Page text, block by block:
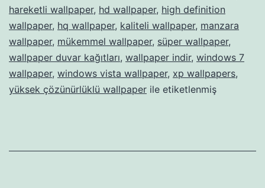
hareketli wallpaper, hd wallpaper, high definition
wallpaper, hq wallpaper, kaliteli wallpaper, manzara
wallpaper, mükemmel wallpaper, süper wallpaper,
wallpaper duvar kağıtları, wallpaper indir, windows 7
wallpaper, windows vista wallpaper, xp wallpapers,
yüksek çözünürlüklü wallpaper ile etiketlenmiş